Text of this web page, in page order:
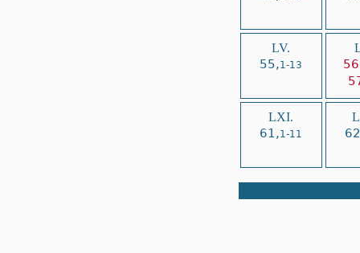
LV.
55,1-13
LXI.
61,1-11